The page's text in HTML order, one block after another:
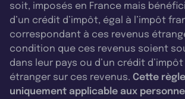
soit, imposés en France mais
d’un crédit d’impôt, égal à l’impôt
correspondant à ces revenus
condition que ces revenus soient
dans leur pays ou d’un crédit
étranger sur ces revenus. Cette
uniquement applicable aux